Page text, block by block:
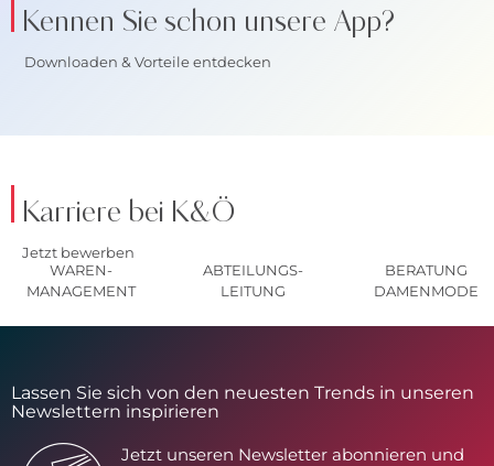
Kennen Sie schon unsere App?
Downloaden & Vorteile entdecken
Karriere bei K&Ö
Jetzt bewerben
WAREN-
MANAGEMENT
ABTEILUNGS-
LEITUNG
BERATUNG
DAMENMODE
Lassen Sie sich von den neuesten Trends in unseren
Newslettern inspirieren
Jetzt unseren Newsletter abonnieren und